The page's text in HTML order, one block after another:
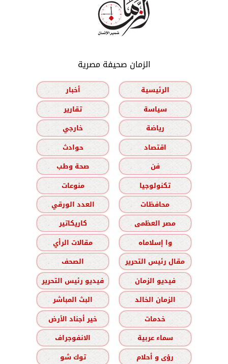
الزمان صحيفة مصرية
الرئيسية
أخبار
سياسة
تقارير
رياضة
خارجي
اقتصاد
حوادث
فن
صحة وطب
تكنولوجيا
منوعات
محافظات
العدد الورقي
مصر العظمى
كاريكاتير
وا إسلاماه
مقالات الرأي
مقال رئيس التحرير
الصحف
فيديو الزمان
فيديو رئيس التحرير
الزمان الخالد
البث المباشر
خدمات
خير أجناد الأرض
سماء عربية
الانفوجراف
رؤى و أحلام
توك شو